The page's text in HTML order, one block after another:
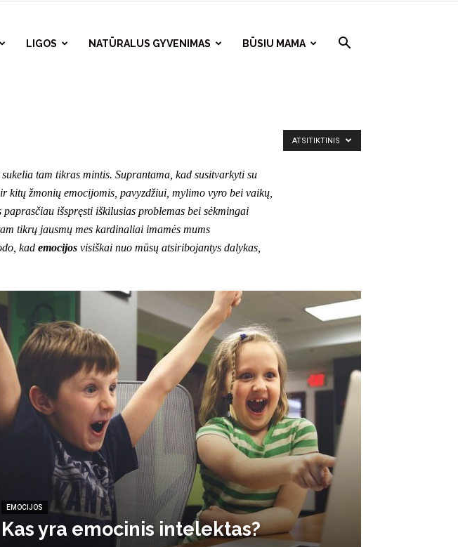
LIGOS NATŪRALUS GYVENIMAS BŪSIU MAMA
tam tikras mintis. Suprantama, kad susitvarkyti su
kitų žmonių emocijomis, pavyzdžiui, mylimo vyro bei vaikų,
išspręsti iškilusias problemas bei sėkmingai
tikrų jausmų mes kardinaliai imamės mums
kad emocijos visiškai nuo mūsų atsiribojantys dalykas,
ATSITIKTINIS
EMOCIJOS
Kas yra emocinis intelektas?